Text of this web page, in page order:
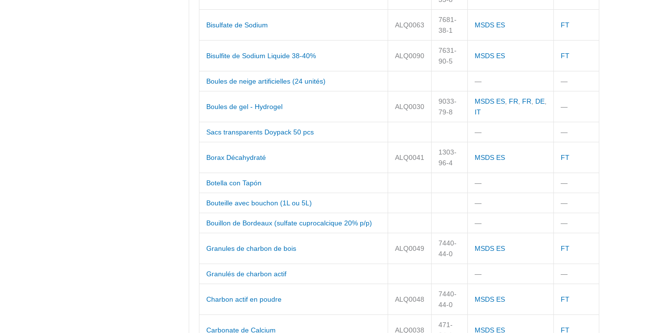
Bisulfate de Sodium ALQ0063
7681-
38-1
MSDS ES FT
Bisulfite de Sodium Liquide 38-40% ALQ0090
7631-
90-5
MSDS ES FT
Boules de neige artificielles (24 unités) — —
Boules de gel - Hydrogel ALQ0030
9033-
79-8
MSDS ES, FR, FR, DE,
IT
—
Sacs transparents Doypack 50 pcs — —
Borax Décahydraté ALQ0041
1303-
96-4
MSDS ES FT
Botella con Tapón — —
Bouteille avec bouchon (1L ou 5L) — —
Bouillon de Bordeaux (sulfate cuprocalcique 20% p/p) — —
Granules de charbon de bois ALQ0049
7440-
44-0
MSDS ES FT
Granulés de charbon actif — —
Charbon actif en poudre ALQ0048
7440-
44-0
MSDS ES FT
Carbonate de Calcium ALQ0038
471-
MSDS ES FT